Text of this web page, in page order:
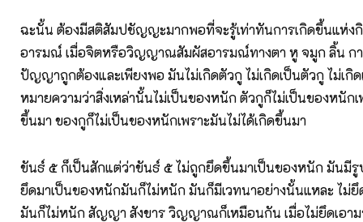
ฉะนั้น ต้องมีสติสัมปชัญญะมากพอที่จะรู้เท่าทันการเกิดขึ้นแห่งกิ
อารมณ์ เมื่อจิตหรือวิญญาณสัมผัสอารมณ์ทางตา หู จมูก ลิ้น ก
ปัญญาถูกต้องและเพียงพอ มันไม่เกิดตัวกู ไม่เกิดเป็นตัวกู ไม่เกิ
หมายความว่าสิ่งเหล่านั้นไม่เป็นของหนัก ตัวกูก็ไม่เป็นของหนักเ
ขึ้นมา ของกูก็ไม่เป็นของหนักเพราะมันไม่ได้เกิดขึ้นมา
ขันธ์ ๕ ก็เป็นสักแต่ว่าขันธ์ ๕ ไม่ถูกยึดขึ้นมาเป็นของหนัก มันมี
ยึดมาเป็นของหนักมันก็ไม่หนัก มันก็มีเวทนาอย่างนั้นแหละ ไม่ยึ
มันก็ไม่หนัก สัญญา สังขาร วิญญาณก็เหมือนกัน เมื่อไม่ยึดเอา